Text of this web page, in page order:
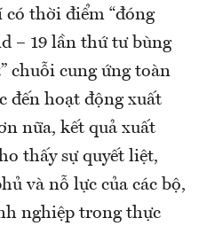
thời điểm “đóng
– 19 lần thứ tư bùng
chuỗi cung ứng toàn
đến hoạt động xuất
nữa, kết quả xuất
thấy sự quyết liệt,
và nỗ lực của các bộ,
nghiệp trong thực